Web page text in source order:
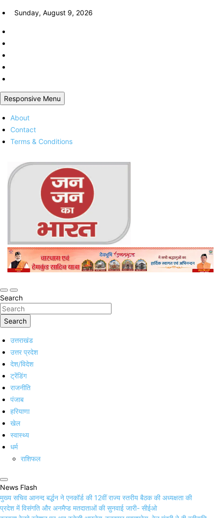
Skip
content
Sunday, August 9, 2026
Responsive Menu
About
Contact
Terms & Conditions
Jan Jan Ka Bharat
Online Trending Hindi News Website
Search
Search
उत्तराखंड
उत्तर प्रदेश
देश/विदेश
ट्रेंडिंग
राजनीति
पंजाब
हरियाणा
खेल
स्वास्थ्य
धर्म
राशिफल
News Flash
मुख्य सचिव आनन्द बर्द्धन ने एनकॉर्ड की 12वीं राज्य स्तरीय बैठक की अध्यक्षता की
प्रदेश में विसंगति और अनमैप्ड मतदाताओं की सुनवाई जारी- सीईओ